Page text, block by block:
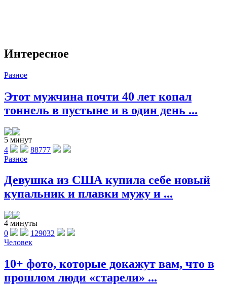
Интересное
Разное
Этот мужчина почти 40 лет копал
тоннель в пустыне и в один день ...
5 минут
4
88777
Разное
Девушка из США купила себе новый
купальник и плавки мужу и ...
4 минуты
0
129032
Человек
10+ фото, которые докажут вам, что в
прошлом люди «старели» ...